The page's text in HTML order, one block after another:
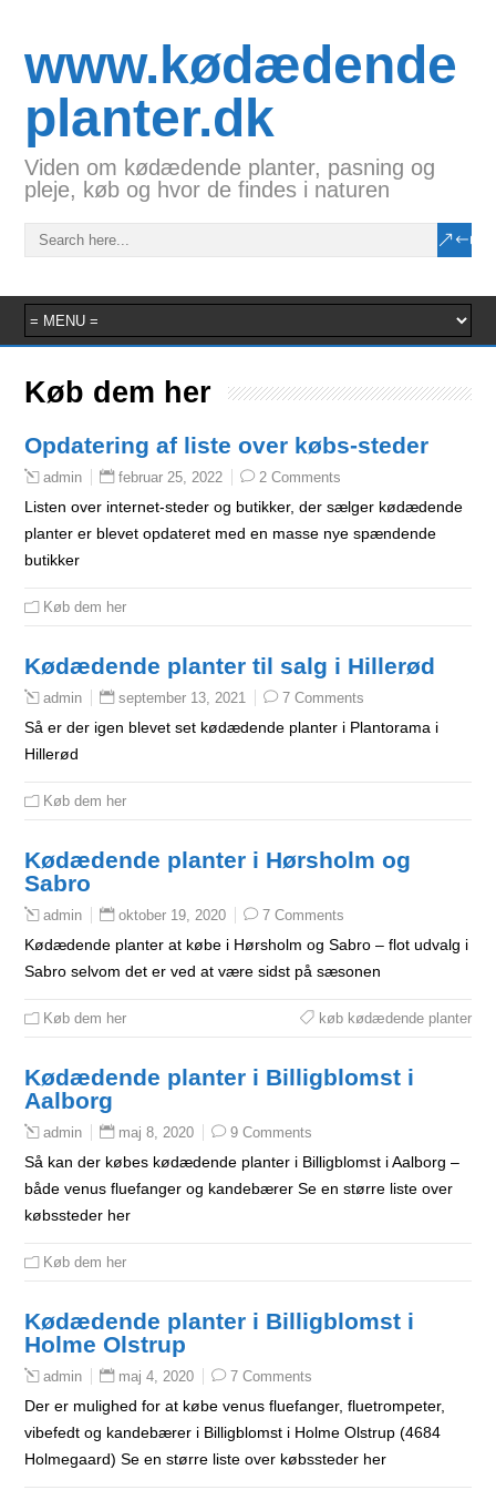
www.kødædende
planter.dk
Viden om kødædende planter, pasning og
pleje, køb og hvor de findes i naturen
Køb dem her
Opdatering af liste over købs-steder
admin februar 25, 2022 2 Comments
Listen over internet-steder og butikker, der sælger kødædende
planter er blevet opdateret med en masse nye spændende
butikker
Køb dem her
Kødædende planter til salg i Hillerød
admin september 13, 2021 7 Comments
Så er der igen blevet set kødædende planter i Plantorama i
Hillerød
Køb dem her
Kødædende planter i Hørsholm og
Sabro
admin oktober 19, 2020 7 Comments
Kødædende planter at købe i Hørsholm og Sabro – flot udvalg i
Sabro selvom det er ved at være sidst på sæsonen
Køb dem her køb kødædende planter
Kødædende planter i Billigblomst i
Aalborg
admin maj 8, 2020 9 Comments
Så kan der købes kødædende planter i Billigblomst i Aalborg –
både venus fluefanger og kandebærer Se en større liste over
købssteder her
Køb dem her
Kødædende planter i Billigblomst i
Holme Olstrup
admin maj 4, 2020 7 Comments
Der er mulighed for at købe venus fluefanger, fluetrompeter,
vibefedt og kandebærer i Billigblomst i Holme Olstrup (4684
Holmegaard) Se en større liste over købssteder her